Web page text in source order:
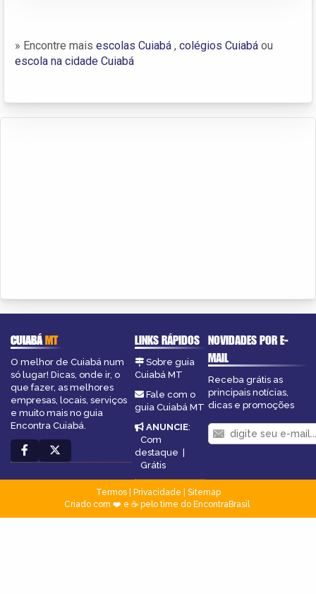
» Encontre mais escolas Cuiabá , colégios Cuiabá ou
escola na cidade Cuiabá
CUIABÁMT
O melhor de Cuiabá num
só lugar! Dicas, onde ir, o
que fazer, as melhores
empresas, locais, serviços
e muito mais no guia
Encontra Cuiabá.
LINKS RÁPIDOS
Sobre guia
Cuiabá MT
Fale com o
guia Cuiabá MT
ANUNCIE:
Com
destaque |
Grátis
NOVIDADES POR E-
MAIL
Receba grátis as
principais notícias,
dicas e promoções
Termos| Privacidade
Sitemap
Criado com ❤️ e ☕ pelo time do EncontraBrasil